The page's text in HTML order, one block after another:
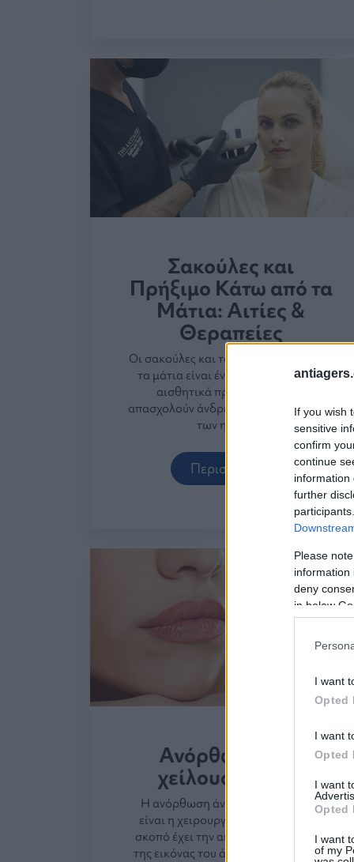
If you wish
sensitive
confirm
continue
information
further
Please
information
deny
in below
I want
Opted
I want
Opted
I want
Opted
I want
of my
Σακούλες και
Πρήξιμο Κάτω από τα
Μάτια: Αιτίες &
Θεραπείες
Οι σακούλες και το πρήξιμο κάτω από
τα μάτια είναι ένα από τα πιο κοινά
αισθητικά προβλήματα που
απασχολούν άνδρες και γυναίκες όλων
των ηλικιών.
Περισσότερα
Ανόρθωση άνω
χείλους ή lip lift
Η ανόρθωση άνω χείλους ή lip lift
είναι η χειρουργική επέμβαση που
σκοπό έχει την αισθητική βελτίωση
της εικόνας του άνω χείλους. Το άνω